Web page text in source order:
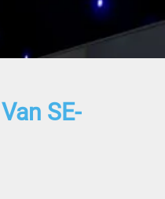
SE-